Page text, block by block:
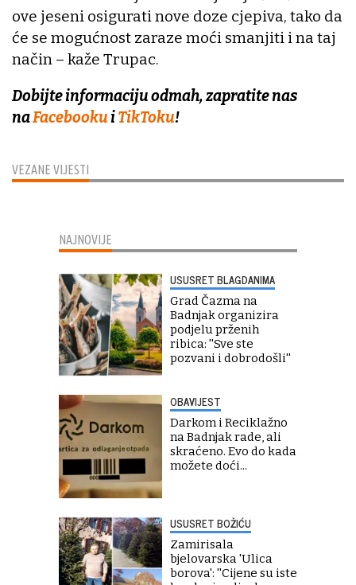
VEZANE VIJESTI
ove jeseni osigurati nove doze cjepiva, tako da
će se mogućnost zaraze moći smanjiti i na taj
način – kaže Trupac.
Dobijte informaciju odmah, zapratite nas
naFacebookuiTikToku!
NAJNOVIJE
USUSRET BLAGDANIMA
Grad Čazma na
Badnjak organizira
podjelu prženih
ribica: ''Sve ste
pozvani i dobrodošli''
OBAVIJEST
Darkom i Reciklažno
na Badnjak rade, ali
skraćeno. Evo do kada
možete doći...
USUSRET BOŽIĆU
Zamirisala
bjelovarska 'Ulica
borova': ''Cijene su iste